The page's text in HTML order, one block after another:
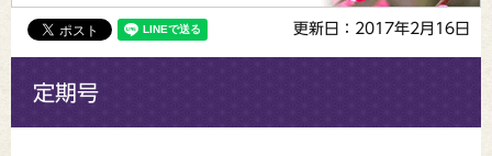
更新日：2017年2月16日
定期号